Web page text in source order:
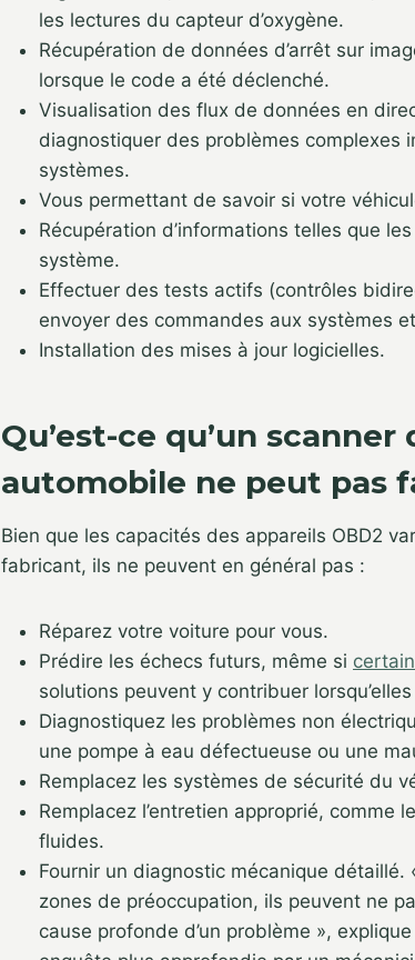
les lectures du capteur d’oxygène.
Récupération de données d’arrêt sur
lorsque le code a été déclenché.
Visualisation des flux de données en
diagnostiquer des problèmes complexes
systèmes.
Vous permettant de savoir si votre
Récupération d’informations telles que
système.
Effectuer des tests actifs (contrôles
envoyer des commandes aux systèmes
Installation des mises à jour logicielles.
Qu’est-ce qu’un
automobile ne peut pas
Bien que les capacités des appareils OBD2
fabricant, ils ne peuvent en général pas :
Réparez votre voiture pour vous.
Prédire les échecs futurs, même si
solutions peuvent y contribuer
Diagnostiquez les problèmes non
une pompe à eau défectueuse ou une
Remplacez les systèmes de sécurité du
Remplacez l’entretien approprié, comme
fluides.
Fournir un diagnostic mécanique
zones de préoccupation, ils peuvent ne
cause profonde d’un problème »,